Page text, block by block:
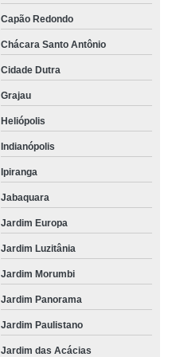
Capão Redondo
Chácara Santo Antônio
Cidade Dutra
Grajau
Heliópolis
Indianópolis
Ipiranga
Jabaquara
Jardim Europa
Jardim Luzitânia
Jardim Morumbi
Jardim Panorama
Jardim Paulistano
Jardim das Acácias